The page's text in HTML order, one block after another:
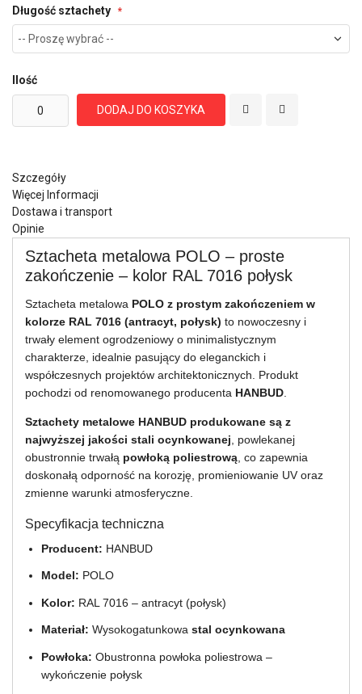
Długość sztachety
Ilość
DODAJ DO KOSZYKA
Szczegóły
Więcej Informacji
Dostawa i transport
Opinie
Sztacheta metalowa POLO – proste
zakończenie – kolor RAL 7016 połysk
Sztacheta metalowa POLO z prostym zakończeniem w
kolorze RAL 7016 (antracyt, połysk) to nowoczesny i
trwały element ogrodzeniowy o minimalistycznym
charakterze, idealnie pasujący do eleganckich i
współczesnych projektów architektonicznych. Produkt
pochodzi od renomowanego producenta HANBUD
Sztachety metalowe HANBUD produkowane są z
najwyższej jakości stali ocynkowanej , powlekanej
obustronnie trwałą powłoką poliestrową , co zapewnia
doskonałą odporność na korozję, promieniowanie UV oraz
zmienne warunki atmosferyczne.
Specyfikacja techniczna
Producent: HANBUD
Model: POLO
Kolor: RAL 7016 – antracyt (połysk)
Materiał: Wysokogatunkowa stal ocynkowana
Powłoka: Obustronna powłoka poliestrowa –
wykończenie połysk